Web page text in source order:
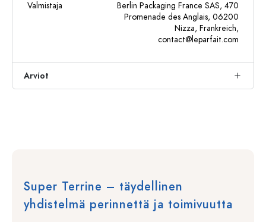
Valmistaja
Berlin Packaging France SAS, 470
Promenade des Anglais, 06200
Nizza, Frankreich,
contact@leparfait.com
Arviot
Super Terrine – täydellinen
yhdistelmä perinnettä ja toimivuutta